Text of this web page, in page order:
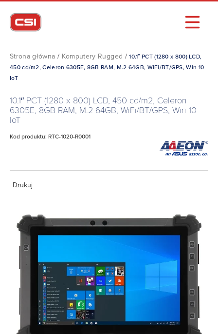
Strona główna / Komputery Rugged /10.1″ PCT (1280 x 800) LCD,
450 cd/m2, Celeron 6305E, 8GB RAM, M.2 64GB, WiFi/BT/GPS, Win 10
IoT
10.1″ PCT (1280 x 800) LCD, 450 cd/m2, Celeron
6305E, 8GB RAM, M.2 64GB, WiFi/BT/GPS, Win 10
IoT
Kod produktu: RTC-1020-R0001
Drukuj